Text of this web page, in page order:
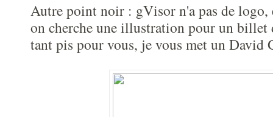
Autre point noir : gVisor n'a pas de logo,
on cherche une illustration pour un billet
tant pis pour vous, je vous met un David